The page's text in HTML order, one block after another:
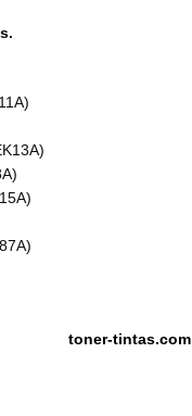
toner-tintas.com